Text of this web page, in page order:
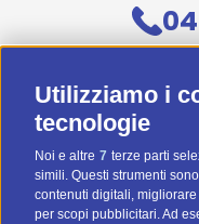
Utilizziamo i
tecnologie
Noi e altre 7 terze parti
simili. Questi strumenti
contenuti digitali,
per scopi pubblicitari. Ad
Diventa uno